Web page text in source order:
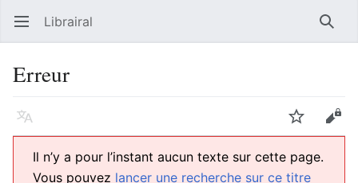
Ouvrir le menu principal Librairal
Erreur
Langue Suivre
Il n’y a pour l’instant aucun texte sur cette page.
Vous pouvez lancer une recherche sur ce titre